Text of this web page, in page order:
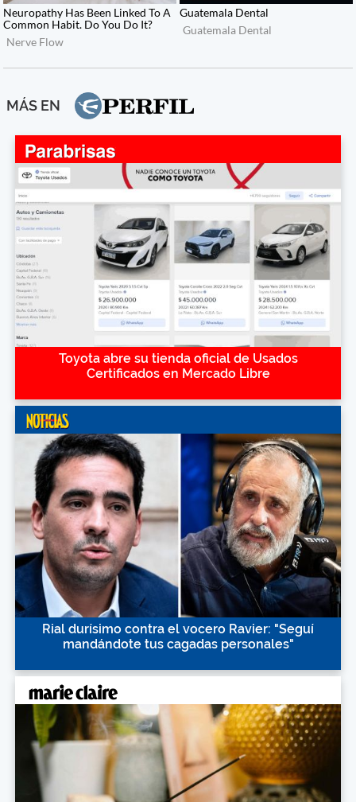
MÁS EN
Toyota abre su tienda oficial de Usados
Certificados en Mercado Libre
Rial durísimo contra el vocero Ravier: "Seguí
mandándote tus cagadas personales"